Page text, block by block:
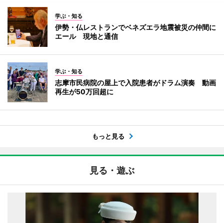
学ぶ・知る
伊勢・仏レストランでベネズエラ地震被災の仲間に
エール 現地と通信
学ぶ・知る
志摩市民病院の屋上で入院患者がドラム演奏 動画
再生が50万回超に
もっと見る
見る・遊ぶ